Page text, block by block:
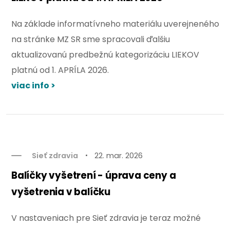
Na základe informatívneho materiálu uverejneného
na stránke MZ SR sme spracovali ďalšiu
aktualizovanú predbežnú kategorizáciu LIEKOV
platnú od 1. APRÍLA 2026.
viac info >
Sieť zdravia 22. mar. 2026
Balíčky vyšetrení - úprava ceny a
vyšetrenia v balíčku
V nastaveniach pre Sieť zdravia je teraz možné